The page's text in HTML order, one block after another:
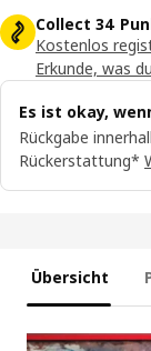
Collect 34
Kostenlos
Erkunde, was
Es ist okay,
Rückgabe
Rückerstattung*
Übersicht